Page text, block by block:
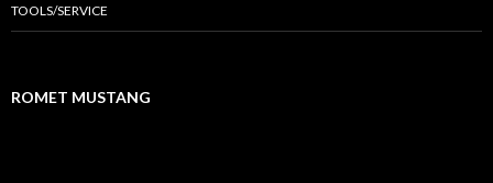
TOOLS/SERVICE
ROMET MUSTANG